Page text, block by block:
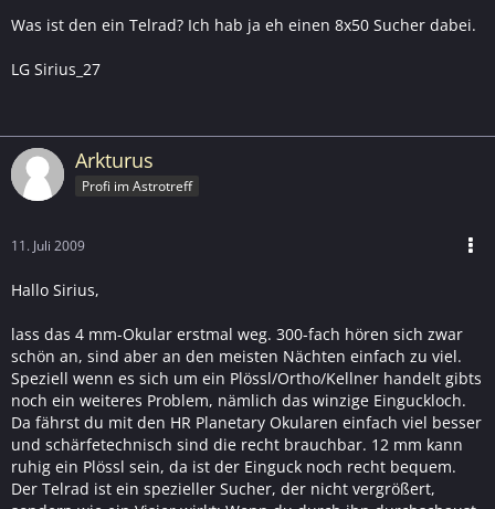
Was ist den ein Telrad? Ich hab ja eh einen 8x50 Sucher dabei.
LG Sirius_27
Arkturus
Profi im Astrotreff
11. Juli 2009
Hallo Sirius,
lass das 4 mm-Okular erstmal weg. 300-fach hören sich zwar
schön an, sind aber an den meisten Nächten einfach zu viel.
Speziell wenn es sich um ein Plössl/Ortho/Kellner handelt gibts
noch ein weiteres Problem, nämlich das winzige Einguckloch.
Da fährst du mit den HR Planetary Okularen einfach viel besser
und schärfetechnisch sind die recht brauchbar. 12 mm kann
ruhig ein Plössl sein, da ist der Einguck noch recht bequem.
Der Telrad ist ein spezieller Sucher, der nicht vergrößert,